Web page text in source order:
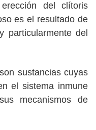
del clítoris
es el resultado de
particularmente del
sustancias cuyas
el sistema inmune
mecanismos de